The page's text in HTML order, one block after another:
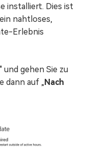
installiert. Dies ist
nahtloses,
Erlebnis
" und gehen Sie zu
dann auf „Nach